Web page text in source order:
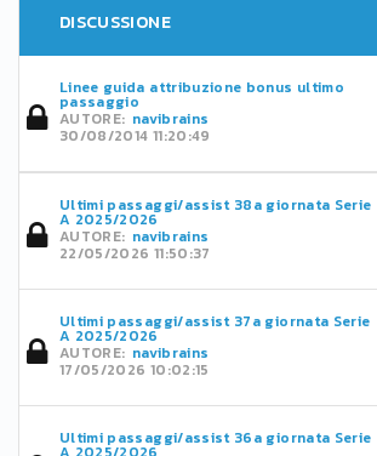
DISCUSSIONE
Linee guida attribuzione bonus ultimo
passaggio
AUTORE: navibrains
30/08/2014 11:20:49
Ultimi passaggi/assist 38a giornata Serie
A 2025/2026
AUTORE: navibrains
22/05/2026 11:50:37
Ultimi passaggi/assist 37a giornata Serie
A 2025/2026
AUTORE: navibrains
17/05/2026 10:02:15
Ultimi passaggi/assist 36a giornata Serie